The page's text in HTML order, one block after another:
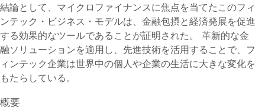
結論として、マイクロファイナンスに焦点を当てたこのフィ
ンテック・ビジネス・モデルは、金融包摂と経済発展を促進
する効果的なツールであることが証明された。 革新的な金
融ソリューションを適用し、先進技術を活用することで、フ
ィンテック企業は世界中の個人や企業の生活に大きな変化を
もたらしている。
概要